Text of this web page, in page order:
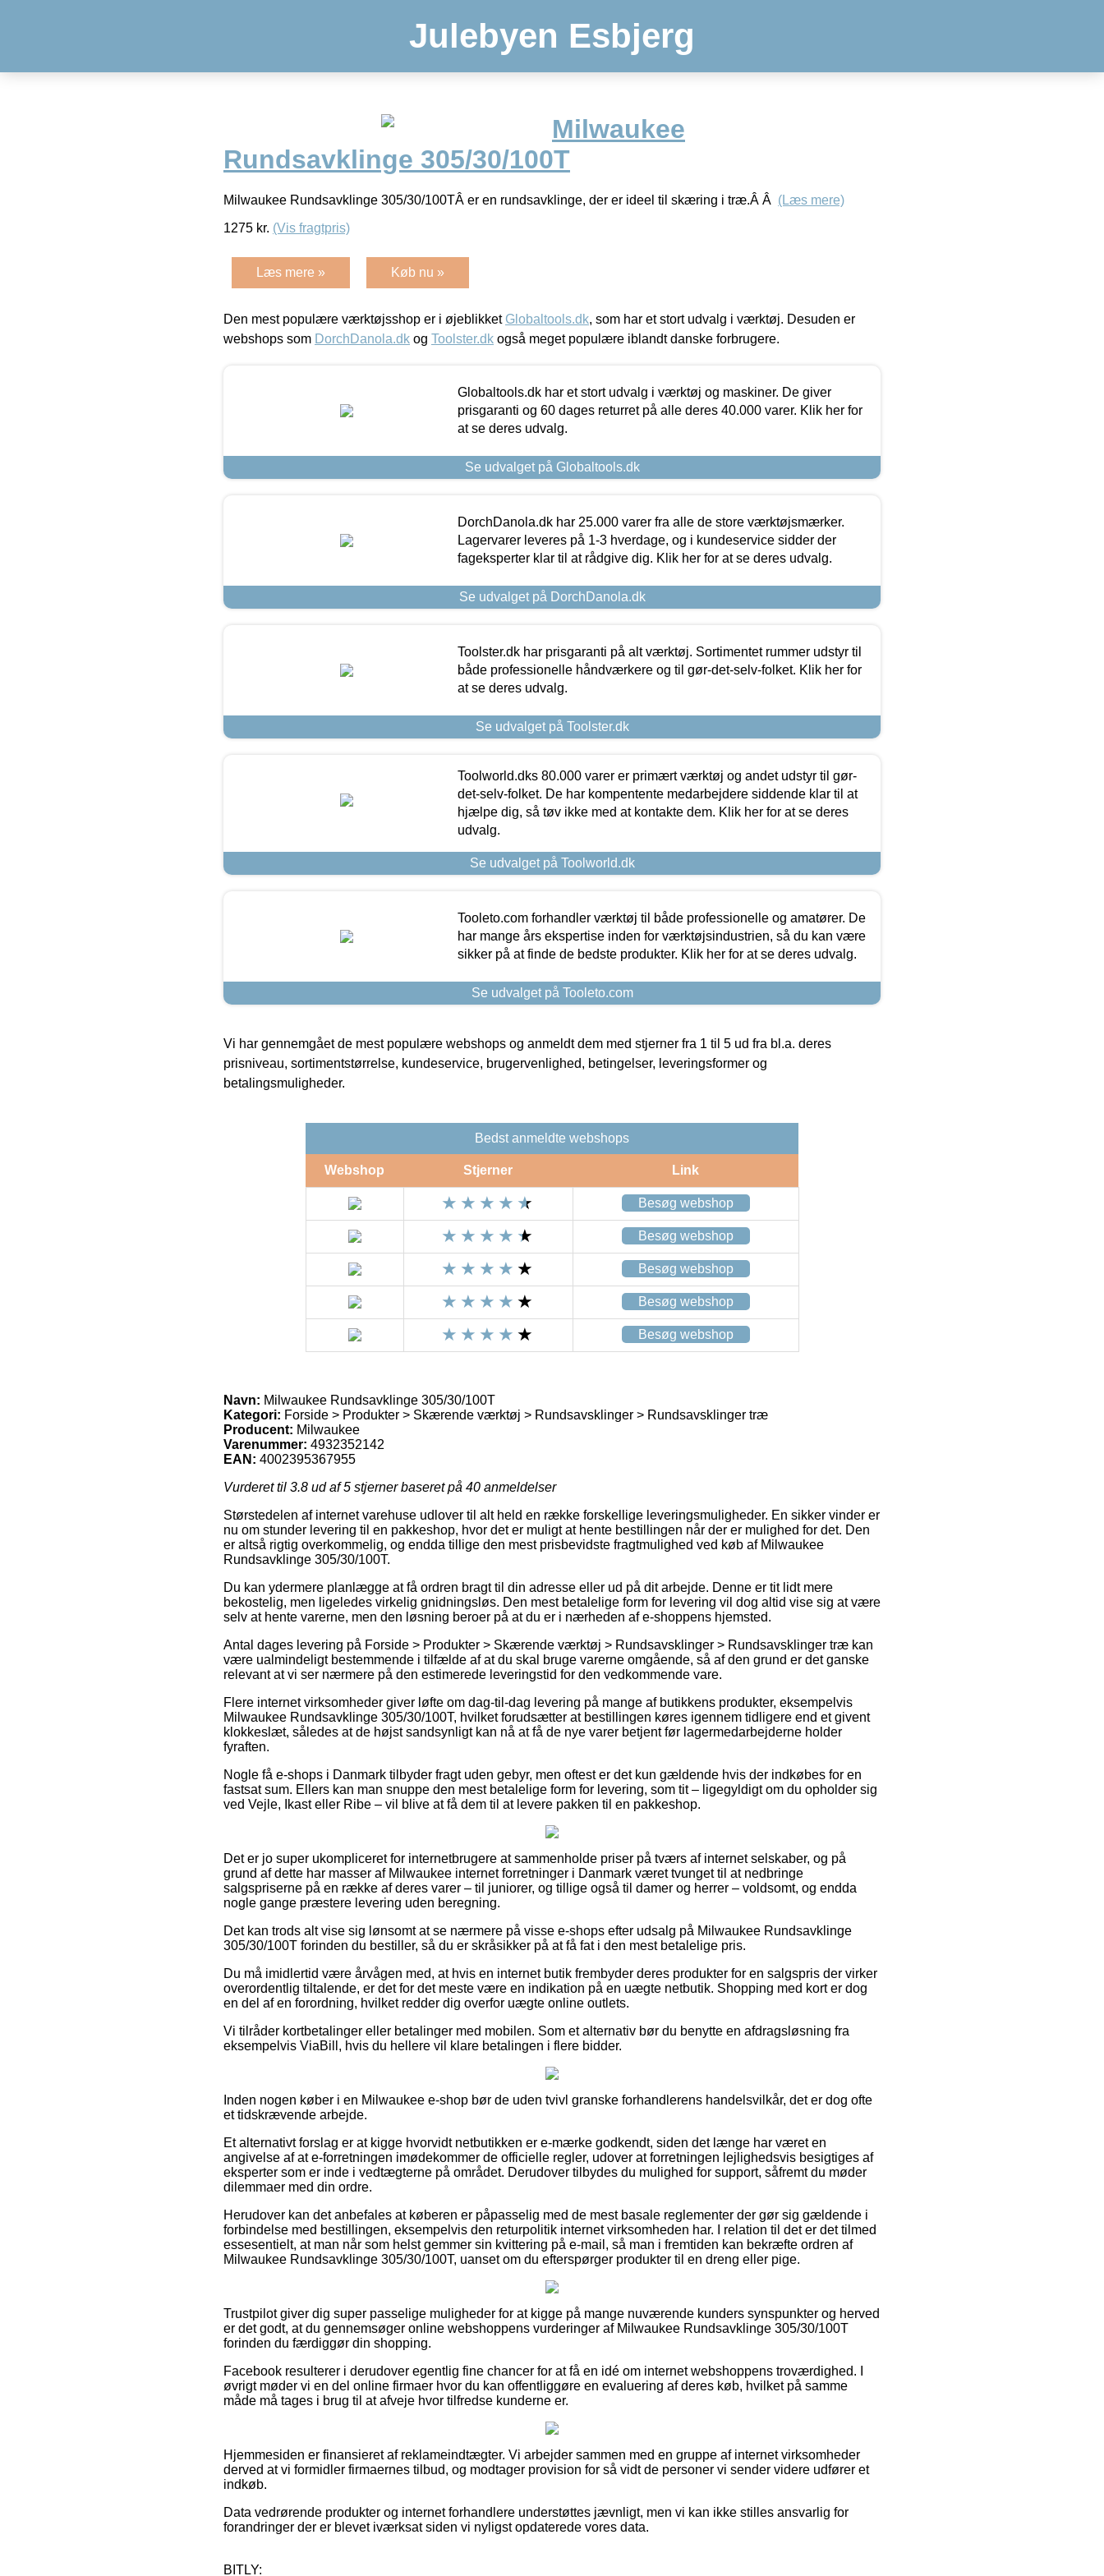
Julebyen Esbjerg
Milwaukee
Rundsavklinge 305/30/100T
Milwaukee Rundsavklinge 305/30/100TÂ er en rundsavklinge, der er ideel til skæring i træ.Â Â (Læs mere)
1275 kr. (Vis fragtpris)
Læs mere » Køb nu »
Den mest populære værktøjsshop er i øjeblikket Globaltools.dk, som har et stort udvalg i værktøj. Desuden er
webshops som DorchDanola.dk og Toolster.dk også meget populære iblandt danske forbrugere.
Globaltools.dk har et stort udvalg i værktøj og maskiner. De giver
prisgaranti og 60 dages returret på alle deres 40.000 varer. Klik her for
at se deres udvalg.
Se udvalget på Globaltools.dk
DorchDanola.dk har 25.000 varer fra alle de store værktøjsmærker.
Lagervarer leveres på 1-3 hverdage, og i kundeservice sidder der
fageksperter klar til at rådgive dig. Klik her for at se deres udvalg.
Se udvalget på DorchDanola.dk
Toolster.dk har prisgaranti på alt værktøj. Sortimentet rummer udstyr til
både professionelle håndværkere og til gør-det-selv-folket. Klik her for
at se deres udvalg.
Se udvalget på Toolster.dk
Toolworld.dks 80.000 varer er primært værktøj og andet udstyr til gør-
det-selv-folket. De har kompentente medarbejdere siddende klar til at
hjælpe dig, så tøv ikke med at kontakte dem. Klik her for at se deres
udvalg.
Se udvalget på Toolworld.dk
Tooleto.com forhandler værktøj til både professionelle og amatører. De
har mange års ekspertise inden for værktøjsindustrien, så du kan være
sikker på at finde de bedste produkter. Klik her for at se deres udvalg.
Se udvalget på Tooleto.com
Vi har gennemgået de mest populære webshops og anmeldt dem med stjerner fra 1 til 5 ud fra bl.a. deres
prisniveau, sortimentstørrelse, kundeservice, brugervenlighed, betingelser, leveringsformer og
betalingsmuligheder.
Bedst anmeldte webshops
Webshop Stjerner Link
Besøg webshop
Besøg webshop
Besøg webshop
Besøg webshop
Besøg webshop
Navn: Milwaukee Rundsavklinge 305/30/100T
Kategori: Forside > Produkter > Skærende værktøj > Rundsavsklinger > Rundsavsklinger træ
Producent: Milwaukee
Varenummer: 4932352142
EAN: 4002395367955
Vurderet til 3.8 ud af 5 stjerner baseret på 40 anmeldelser
Størstedelen af internet varehuse udlover til alt held en række forskellige leveringsmuligheder. En sikker vinder er
nu om stunder levering til en pakkeshop, hvor det er muligt at hente bestillingen når der er mulighed for det. Den
er altså rigtig overkommelig, og endda tillige den mest prisbevidste fragtmulighed ved køb af Milwaukee
Rundsavklinge 305/30/100T.
Du kan ydermere planlægge at få ordren bragt til din adresse eller ud på dit arbejde. Denne er tit lidt mere
bekostelig, men ligeledes virkelig gnidningsløs. Den mest betalelige form for levering vil dog altid vise sig at være
selv at hente varerne, men den løsning beroer på at du er i nærheden af e-shoppens hjemsted.
Antal dages levering på Forside > Produkter > Skærende værktøj > Rundsavsklinger > Rundsavsklinger træ kan
være ualmindeligt bestemmende i tilfælde af at du skal bruge varerne omgående, så af den grund er det ganske
relevant at vi ser nærmere på den estimerede leveringstid for den vedkommende vare.
Flere internet virksomheder giver løfte om dag-til-dag levering på mange af butikkens produkter, eksempelvis
Milwaukee Rundsavklinge 305/30/100T, hvilket forudsætter at bestillingen køres igennem tidligere end et givent
klokkeslæt, således at de højst sandsynligt kan nå at få de nye varer betjent før lagermedarbejderne holder
fyraften.
Nogle få e-shops i Danmark tilbyder fragt uden gebyr, men oftest er det kun gældende hvis der indkøbes for en
fastsat sum. Ellers kan man snuppe den mest betalelige form for levering, som tit – ligegyldigt om du opholder sig
ved Vejle, Ikast eller Ribe – vil blive at få dem til at levere pakken til en pakkeshop.
Det er jo super ukompliceret for internetbrugere at sammenholde priser på tværs af internet selskaber, og på
grund af dette har masser af Milwaukee internet forretninger i Danmark været tvunget til at nedbringe
salgspriserne på en række af deres varer – til juniorer, og tillige også til damer og herrer – voldsomt, og endda
nogle gange præstere levering uden beregning.
Det kan trods alt vise sig lønsomt at se nærmere på visse e-shops efter udsalg på Milwaukee Rundsavklinge
305/30/100T forinden du bestiller, så du er skråsikker på at få fat i den mest betalelige pris.
Du må imidlertid være årvågen med, at hvis en internet butik frembyder deres produkter for en salgspris der virker
overordentlig tiltalende, er det for det meste være en indikation på en uægte netbutik. Shopping med kort er dog
en del af en forordning, hvilket redder dig overfor uægte online outlets.
Vi tilråder kortbetalinger eller betalinger med mobilen. Som et alternativ bør du benytte en afdragsløsning fra
eksempelvis ViaBill, hvis du hellere vil klare betalingen i flere bidder.
Inden nogen køber i en Milwaukee e-shop bør de uden tvivl granske forhandlerens handelsvilkår, det er dog ofte
et tidskrævende arbejde.
Et alternativt forslag er at kigge hvorvidt netbutikken er e-mærke godkendt, siden det længe har været en
angivelse af at e-forretningen imødekommer de officielle regler, udover at forretningen lejlighedsvis besigtiges af
eksperter som er inde i vedtægterne på området. Derudover tilbydes du mulighed for support, såfremt du møder
dilemmaer med din ordre.
Herudover kan det anbefales at køberen er påpasselig med de mest basale reglementer der gør sig gældende i
forbindelse med bestillingen, eksempelvis den returpolitik internet virksomheden har. I relation til det er det tilmed
essesentielt, at man når som helst gemmer sin kvittering på e-mail, så man i fremtiden kan bekræfte ordren af
Milwaukee Rundsavklinge 305/30/100T, uanset om du efterspørger produkter til en dreng eller pige.
Trustpilot giver dig super passelige muligheder for at kigge på mange nuværende kunders synspunkter og herved
er det godt, at du gennemsøger online webshoppens vurderinger af Milwaukee Rundsavklinge 305/30/100T
forinden du færdiggør din shopping.
Facebook resulterer i derudover egentlig fine chancer for at få en idé om internet webshoppens troværdighed. I
øvrigt møder vi en del online firmaer hvor du kan offentliggøre en evaluering af deres køb, hvilket på samme
måde må tages i brug til at afveje hvor tilfredse kunderne er.
Hjemmesiden er finansieret af reklameindtægter. Vi arbejder sammen med en gruppe af internet virksomheder
derved at vi formidler firmaernes tilbud, og modtager provision for så vidt de personer vi sender videre udfører et
indkøb.
Data vedrørende produkter og internet forhandlere understøttes jævnligt, men vi kan ikke stilles ansvarlig for
forandringer der er blevet iværksat siden vi nyligst opdaterede vores data.
BITLY: